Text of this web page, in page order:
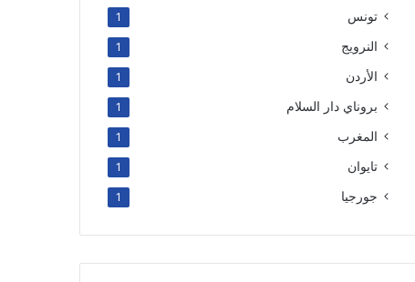
تونس 1
النرويج 1
الأردن 1
بروناي دار السلام 1
المغرب 1
تايوان 1
جورجيا 1